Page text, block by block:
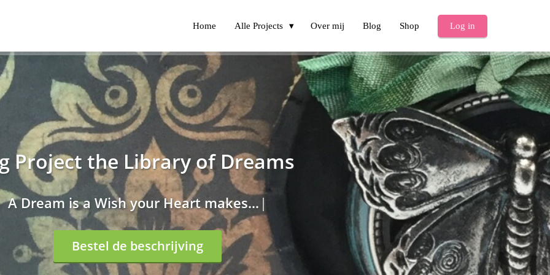
Home Alle Projects Over mij Blog Shop Log in
Project the Library of Dreams
A Dream is a Wish your Heart makes...
Bestel de beschrijving